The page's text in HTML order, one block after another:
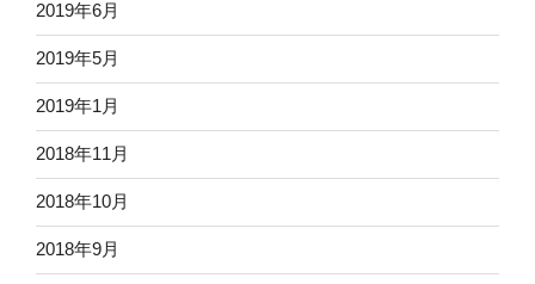
2019年6月
2019年5月
2019年1月
2018年11月
2018年10月
2018年9月